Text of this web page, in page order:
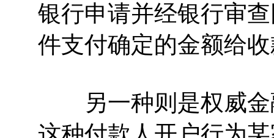
银行申请并经银行审
件支付确定的金额给
另一种则是权威金